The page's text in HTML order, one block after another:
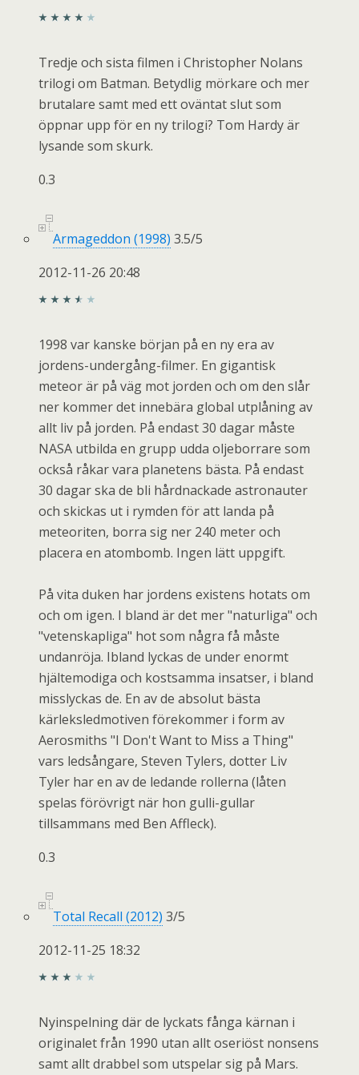
Tredje och sista filmen i Christopher Nolans
trilogi om Batman. Betydlig mörkare och mer
brutalare samt med ett oväntat slut som
öppnar upp för en ny trilogi? Tom Hardy är
lysande som skurk.
0.3
Armageddon (1998) 3.5/5
2012-11-26 20:48
1998 var kanske början på en ny era av
jordens-undergång-filmer. En gigantisk
meteor är på väg mot jorden och om den slår
ner kommer det innebära global utplåning av
allt liv på jorden. På endast 30 dagar måste
NASA utbilda en grupp udda oljeborrare som
också råkar vara planetens bästa. På endast
30 dagar ska de bli hårdnackade astronauter
och skickas ut i rymden för att landa på
meteoriten, borra sig ner 240 meter och
placera en atombomb. Ingen lätt uppgift.
På vita duken har jordens existens hotats om
och om igen. I bland är det mer "naturliga" och
"vetenskapliga" hot som några få måste
undanröja. Ibland lyckas de under enormt
hjältemodiga och kostsamma insatser, i bland
misslyckas de. En av de absolut bästa
kärleksledmotiven förekommer i form av
Aerosmiths "I Don't Want to Miss a Thing"
vars ledsångare, Steven Tylers, dotter Liv
Tyler har en av de ledande rollerna (låten
spelas förövrigt när hon gulli-gullar
tillsammans med Ben Affleck).
0.3
Total Recall (2012) 3/5
2012-11-25 18:32
Nyinspelning där de lyckats fånga kärnan i
originalet från 1990 utan allt oseriöst nonsens
samt allt drabbel som utspelar sig på Mars.